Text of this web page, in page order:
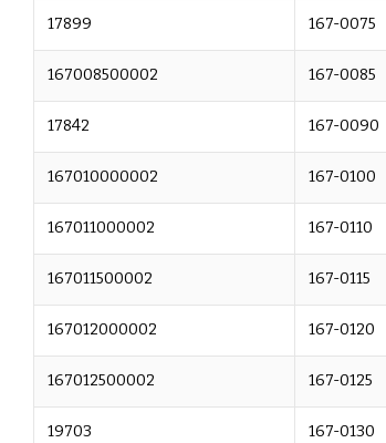
17899 167-0075
167008500002 167-0085
17842 167-0090
167010000002 167-0100
167011000002 167-0110
167011500002 167-0115
167012000002 167-0120
167012500002 167-0125
19703 167-0130